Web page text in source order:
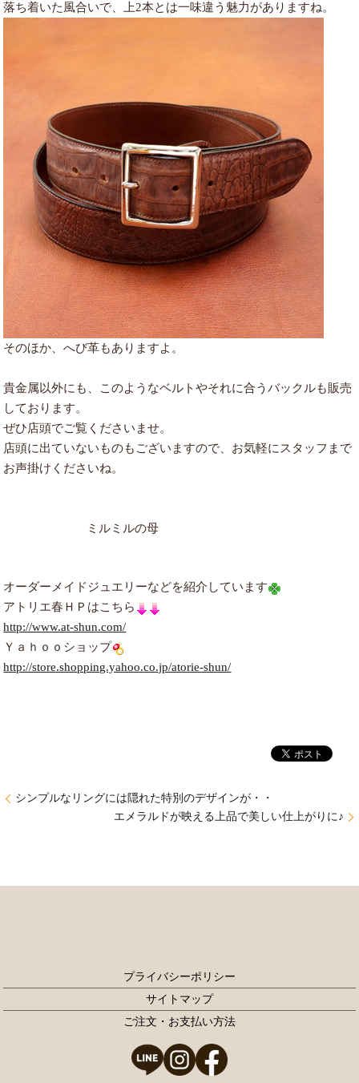
落ち着いた風合いで、上2本とは一味違う魅力がありますね。
そのほか、へび革もありますよ。
貴金属以外にも、このようなベルトやそれに合うバックルも販売
しております。
ぜひ店頭でご覧くださいませ。
店頭に出ていないものもございますので、お気軽にスタッフまで
お声掛けくださいね。
ミルミルの母
オーダーメイドジュエリーなどを紹介しています
アトリエ春ＨＰはこちら
http://www.at-shun.com/
Ｙａｈｏｏショップ
http://store.shopping.yahoo.co.jp/atorie-shun/
シンプルなリングには隠れた特別のデザインが・・
エメラルドが映える上品で美しい仕上がりに♪
プライバシーポリシー
サイトマップ
ご注文・お支払い方法